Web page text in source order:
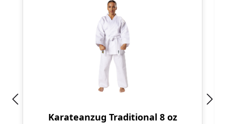
Karateanzug Traditional 8 oz